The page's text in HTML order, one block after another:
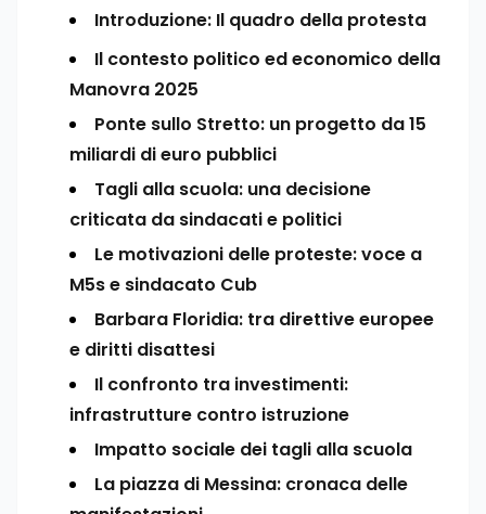
Introduzione: Il quadro della protesta
Il contesto politico ed economico della
Manovra 2025
Ponte sullo Stretto: un progetto da 15
miliardi di euro pubblici
Tagli alla scuola: una decisione
criticata da sindacati e politici
Le motivazioni delle proteste: voce a
M5s e sindacato Cub
Barbara Floridia: tra direttive europee
e diritti disattesi
Il confronto tra investimenti:
infrastrutture contro istruzione
Impatto sociale dei tagli alla scuola
La piazza di Messina: cronaca delle